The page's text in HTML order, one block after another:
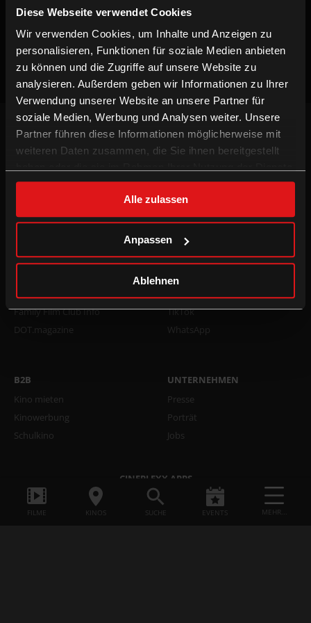
Diese Webseite verwendet Cookies
Wir verwenden Cookies, um Inhalte und Anzeigen zu
personalisieren, Funktionen für soziale Medien anbieten
zu können und die Zugriffe auf unsere Website zu
analysieren. Außerdem geben wir Informationen zu Ihrer
Verwendung unserer Website an unsere Partner für
soziale Medien, Werbung und Analysen weiter. Unsere
Partner führen diese Informationen möglicherweise mit
weiteren Daten zusammen, die Sie ihnen bereitgestellt
gesammelt haben.
Alle zulassen
Anpassen
Ablehnen
Keine Vorstellungen verfügbar
Willst du keinen Film verpassen, registriere
bleiben!
Technologien
xXtra Card Info
Family Film Club Info
DOT.magazine
FOLGE UNS
Facebook
TikTok
WhatsApp
B2B
Kino mieten
Kinowerbung
Schulkino
UNTERNEHMEN
Presse
Porträt
Jobs
CINEPLEXX APPS
FILME KINOS SUCHE EVENTS MEHR...